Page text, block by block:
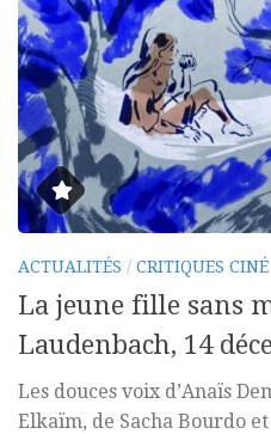
ACTUALITÉS / CRITIQUES CINÉ
La jeune fille sans
Laudenbach, 14
Les douces voix d’Anaïs
Elkaïm, de Sacha Bourdo